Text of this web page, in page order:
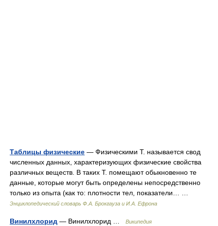
Таблицы физические — Физическими Т. называется свод
численных данных, характеризующих физические свойства
различных веществ. В таких Т. помещают обыкновенно те
данные, которые могут быть определены непосредственно
только из опыта (как то: плотности тел, показатели… …
Энциклопедический словарь Ф.А. Брокгауза и И.А. Ефрона
Винилхлорид — Винилхлорид … Википедия